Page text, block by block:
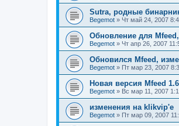
Sutra, родные
Begemot » Чт май 24, 2007
Обновление для
Begemot » Чт апр 26, 2007
Обновился Mfeed,
Begemot » Пт мар 23, 2007
Новая версия Mfeed 1.6
Begemot » Вс мар 11, 2007
изменения на klikvip'е
Begemot » Пт мар 09, 2007